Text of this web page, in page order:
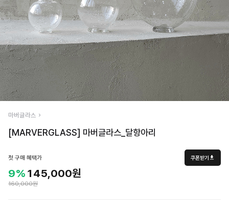
마버글라스
[MARVERGLASS] 마버글라스_달항아리
첫 구매 혜택가 쿠폰받기
9% 145,000원
160,000원